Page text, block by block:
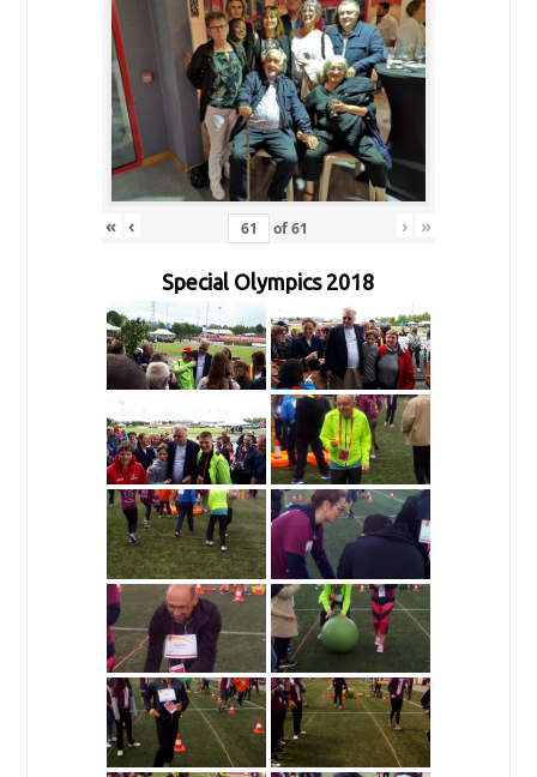
« ‹ of61 › »
Special Olympics 2018